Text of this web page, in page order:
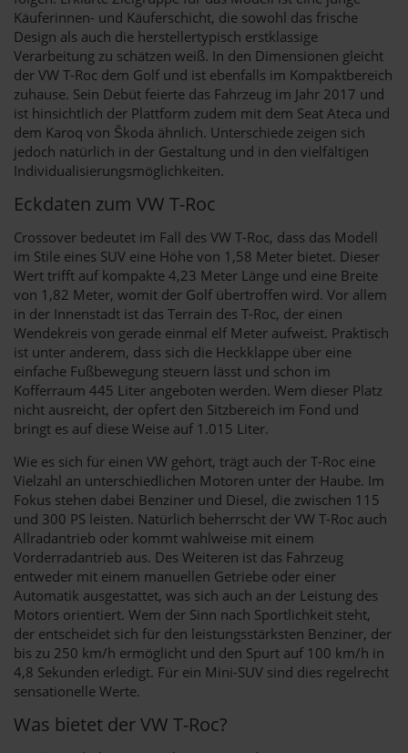
Käuferinnen- und Käuferschicht, die sowohl das frische
Design als auch die herstellertypisch erstklassige
Verarbeitung zu schätzen weiß. In den Dimensionen gleicht
der VW T-Roc dem Golf und ist ebenfalls im Kompaktbereich
zuhause. Sein Debüt feierte das Fahrzeug im Jahr 2017 und
ist hinsichtlich der Plattform zudem mit dem Seat Ateca und
dem Karoq von Škoda ähnlich. Unterschiede zeigen sich
jedoch natürlich in der Gestaltung und in den vielfältigen
Individualisierungsmöglichkeiten.
Eckdaten zum VW T-Roc
Crossover bedeutet im Fall des VW T-Roc, dass das Modell
im Stile eines SUV eine Höhe von 1,58 Meter bietet. Dieser
Wert trifft auf kompakte 4,23 Meter Länge und eine Breite
von 1,82 Meter, womit der Golf übertroffen wird. Vor allem
in der Innenstadt ist das Terrain des T-Roc, der einen
Wendekreis von gerade einmal elf Meter aufweist. Praktisch
ist unter anderem, dass sich die Heckklappe über eine
einfache Fußbewegung steuern lässt und schon im
Kofferraum 445 Liter angeboten werden. Wem dieser Platz
nicht ausreicht, der opfert den Sitzbereich im Fond und
bringt es auf diese Weise auf 1.015 Liter.
Wie es sich für einen VW gehört, trägt auch der T-Roc eine
Vielzahl an unterschiedlichen Motoren unter der Haube. Im
Fokus stehen dabei Benziner und Diesel, die zwischen 115
und 300 PS leisten. Natürlich beherrscht der VW T-Roc auch
Allradantrieb oder kommt wahlweise mit einem
Vorderradantrieb aus. Des Weiteren ist das Fahrzeug
entweder mit einem manuellen Getriebe oder einer
Automatik ausgestattet, was sich auch an der Leistung des
Motors orientiert. Wem der Sinn nach Sportlichkeit steht,
der entscheidet sich für den leistungsstärksten Benziner, der
bis zu 250 km/h ermöglicht und den Spurt auf 100 km/h in
4,8 Sekunden erledigt. Für ein Mini-SUV sind dies regelrecht
sensationelle Werte.
Was bietet der VW T-Roc?